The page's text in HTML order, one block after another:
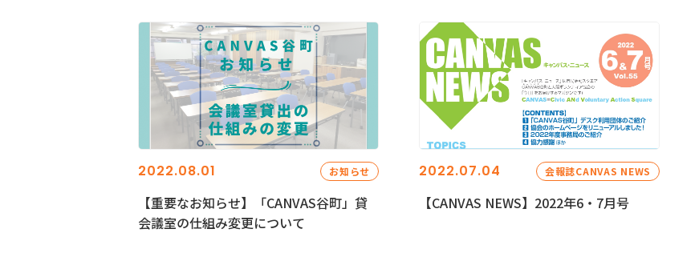
2022.08.01 お知らせ
【重要なお知らせ】「CANVAS谷町」貸
会議室の仕組み変更について
2022.07.04 会報誌CANVAS NEWS
【CANVAS NEWS】2022年6・7月号